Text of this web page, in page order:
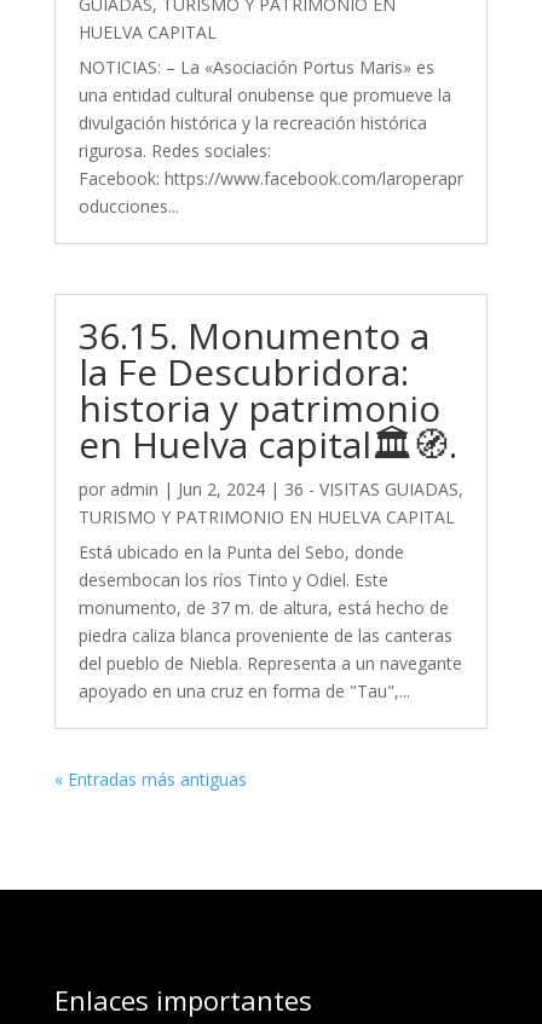
HUELVA CAPITAL
NOTICIAS: – La «Asociación Portus Maris» es
una entidad cultural onubense que promueve la
divulgación histórica y la recreación histórica
rigurosa. Redes sociales:
Facebook: https://www.facebook.com/laroperapr
oducciones...
36.15. Monumento a
la Fe Descubridora:
historia y patrimonio
en Huelva capital🏛️🧭.
por admin | Jun 2, 2024| 36 - VISITAS GUIADAS,
TURISMO Y PATRIMONIO EN HUELVA CAPITAL
Está ubicado en la Punta del Sebo, donde
desembocan los ríos Tinto y Odiel. Este
monumento, de 37 m. de altura, está hecho de
piedra caliza blanca proveniente de las canteras
del pueblo de Niebla. Representa a un navegante
apoyado en una cruz en forma de "Tau",...
« Entradas más antiguas
Enlaces importantes